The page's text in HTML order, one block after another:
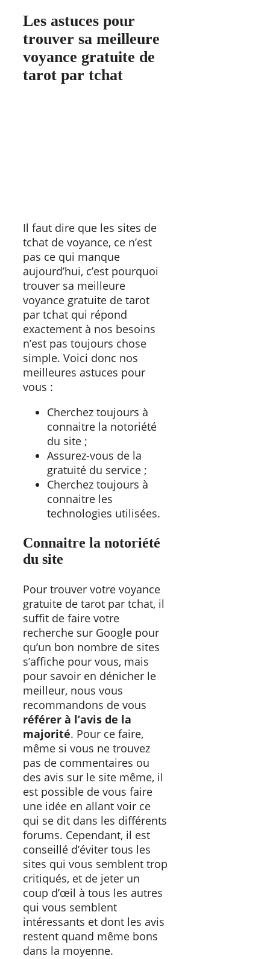
Les astuces pour
trouver sa meilleure
voyance gratuite de
tarot par tchat
Il faut dire que les sites de
tchat de voyance, ce n’est
pas ce qui manque
aujourd’hui, c’est pourquoi
trouver sa meilleure
voyance gratuite de tarot
par tchat qui répond
exactement à nos besoins
n’est pas toujours chose
simple. Voici donc nos
meilleures astuces pour
vous :
Cherchez toujours à
connaitre la notoriété
du site ;
Assurez-vous de la
gratuité du service ;
Cherchez toujours à
connaitre les
technologies utilisées.
Connaitre la notoriété
du site
Pour trouver votre voyance
gratuite de tarot par tchat, il
suffit de faire votre
recherche sur Google pour
qu’un bon nombre de sites
s’affiche pour vous, mais
pour savoir en dénicher le
meilleur, nous vous
recommandons de vous
référer à l’avis de la
majorité. Pour ce faire,
même si vous ne trouvez
pas de commentaires ou
des avis sur le site même, il
est possible de vous faire
une idée en allant voir ce
qui se dit dans les différents
forums. Cependant, il est
conseillé d’éviter tous les
sites qui vous semblent trop
critiqués, et de jeter un
coup d’œil à tous les autres
qui vous semblent
intéressants et dont les avis
restent quand même bons
dans la moyenne.